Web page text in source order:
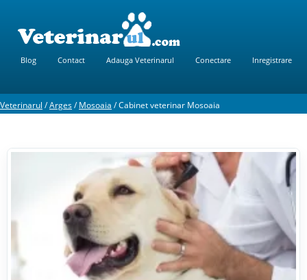
Blog Contact Adauga Veterinarul Conectare Inregistrare
Veterinarul /Arges/Mosoaia /Cabinet veterinar Mosoaia